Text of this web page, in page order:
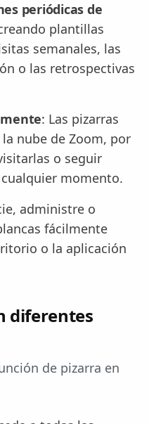
periódicas de
plantillas
semanales, las
o las retrospectivas
: Las pizarras
nube de Zoom, por
o seguir
momento.
administre o
fácilmente
o la aplicación
diferentes
de pizarra en